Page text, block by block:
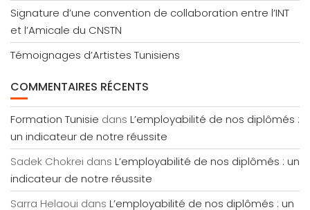
Signature d’une convention de collaboration entre l’INT
et l’Amicale du CNSTN
Témoignages d’Artistes Tunisiens
COMMENTAIRES RÉCENTS
Formation Tunisie dans L’employabilité de nos diplômés :
un indicateur de notre réussite
Sadek Chokrei dans L’employabilité de nos diplômés : un
indicateur de notre réussite
Sarra Helaoui dans L’employabilité de nos diplômés : un